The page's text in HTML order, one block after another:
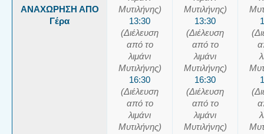
ΑΝΑΧΩΡΗΣΗ ΑΠΟ
Γέρα
Μυτιλήνης)
13:30
(Διέλευση
από το
λιμάνι
Μυτιλήνης)
16:30
(Διέλευση
από το
λιμάνι
Μυτιλήνης)
Μυτιλήνης)
13:30
(Διέλευση
από το
λιμάνι
Μυτιλήνης)
16:30
(Διέλευση
από το
λιμάνι
Μυτιλήνης)